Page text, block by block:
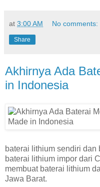
at 3:00 AM No comments:
Share
Akhirnya Ada
in Indonesia
baterai lithium sendiri
baterai lithium impor dari
membuat baterai lithium
Jawa Barat.